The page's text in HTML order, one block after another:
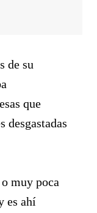
de su
que
desgastadas
muy poca
es ahí